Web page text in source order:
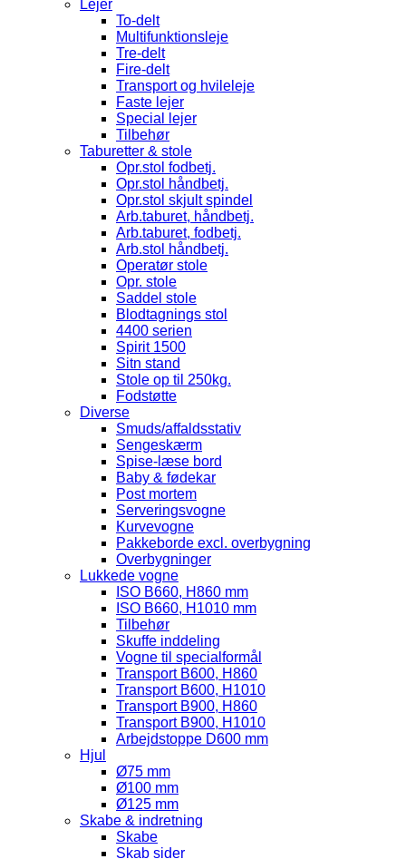
Lejer
To-delt
Multifunktionsleje
Tre-delt
Fire-delt
Transport og hvileleje
Faste lejer
Special lejer
Tilbehør
Taburetter & stole
Opr.stol fodbetj.
Opr.stol håndbetj.
Opr.stol skjult spindel
Arb.taburet, håndbetj.
Arb.taburet, fodbetj.
Arb.stol håndbetj.
Operatør stole
Opr. stole
Saddel stole
Blodtagnings stol
4400 serien
Spirit 1500
Sitn stand
Stole op til 250kg.
Fodstøtte
Diverse
Smuds/affaldsstativ
Sengeskærm
Spise-læse bord
Baby & fødekar
Post mortem
Serveringsvogne
Kurvevogne
Pakkeborde excl. overbygning
Overbygninger
Lukkede vogne
ISO B660, H860 mm
ISO B660, H1010 mm
Tilbehør
Skuffe inddeling
Vogne til specialformål
Transport B600, H860
Transport B600, H1010
Transport B900, H860
Transport B900, H1010
Arbejdstoppe D600 mm
Hjul
Ø75 mm
Ø100 mm
Ø125 mm
Skabe & indretning
Skabe
Skab sider